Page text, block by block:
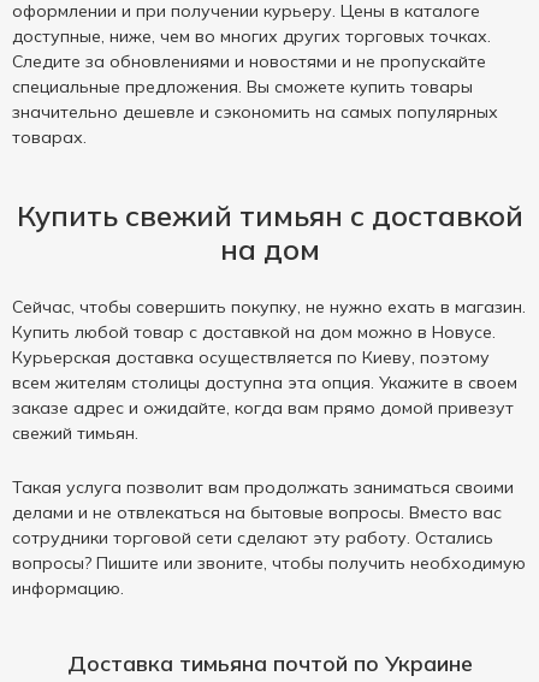
оформлении и при получении курьеру. Цены в каталоге
доступные, ниже, чем во многих других торговых точках.
Следите за обновлениями и новостями и не пропускайте
специальные предложения. Вы сможете купить товары
значительно дешевле и сэкономить на самых популярных
товарах.
Купить свежий тимьян с доставкой
на дом
Сейчас, чтобы совершить покупку, не нужно ехать в магазин.
Купить любой товар с доставкой на дом можно в Новусе.
Курьерская доставка осуществляется по Киеву, поэтому
всем жителям столицы доступна эта опция. Укажите в своем
заказе адрес и ожидайте, когда вам прямо домой привезут
свежий тимьян.
Такая услуга позволит вам продолжать заниматься своими
делами и не отвлекаться на бытовые вопросы. Вместо вас
сотрудники торговой сети сделают эту работу. Остались
вопросы? Пишите или звоните, чтобы получить необходимую
информацию.
Доставка тимьяна почтой по Украине